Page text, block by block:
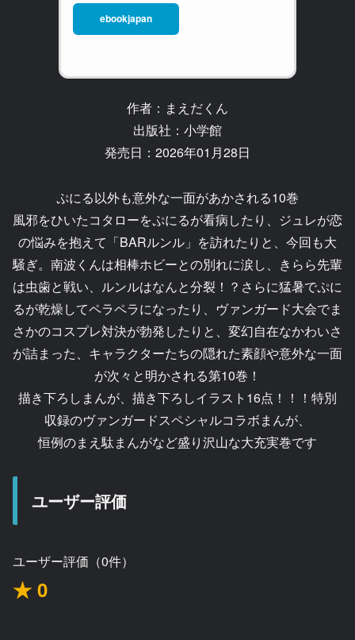
ebookjapan
作者：まえだくん
出版社：小学館
発売日：2026年01月28日
ぷにる以外も意外な一面があかされる10巻
風邪をひいたコタローをぷにるが看病したり、ジュレが恋
の悩みを抱えて「BARルンル」を訪れたりと、今回も大
騒ぎ。南波くんは相棒ホビーとの別れに涙し、きらら先輩
は虫歯と戦い、ルンルはなんと分裂！？さらに猛暑でぷに
るが乾燥してペラペラになったり、ヴァンガード大会でま
さかのコスプレ対決が勃発したりと、変幻自在なかわいさ
が詰まった、キャラクターたちの隠れた素顔や意外な一面
が次々と明かされる第10巻！
描き下ろしまんが、描き下ろしイラスト16点！！！特別
収録のヴァンガードスペシャルコラボまんが、
恒例のまえ駄まんがなど盛り沢山な大充実巻です
ユーザー評価
ユーザー評価（0件）
★ 0